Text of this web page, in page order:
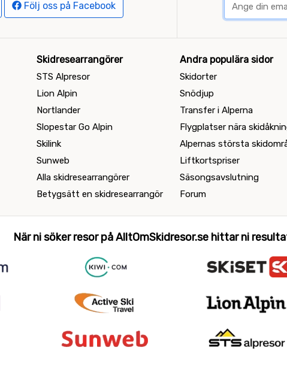
Följ oss på Facebook
Skidresearrangörer
STS Alpresor
Lion Alpin
Nortlander
Slopestar Go Alpin
Skilink
Sunweb
Alla skidresearrangörer
Betygsätt en skidresearrangör
Andra populära sidor
Skidorter
Snödjup
Transfer i Alperna
Flygplatser nära
Alpernas största
Liftkortspriser
Säsongsavslutning
Forum
När ni söker resor på AlltOmSkidresor.se hittar ni